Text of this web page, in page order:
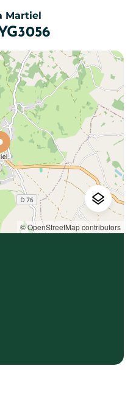
Martiel
© OpenStreetMap contributors